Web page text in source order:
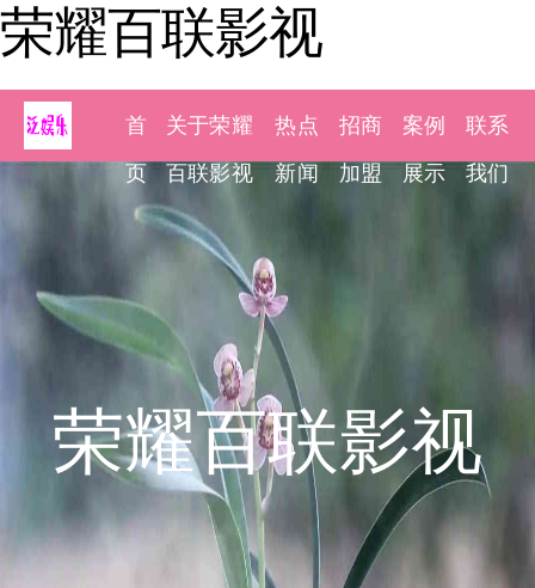
荣耀百联影视
首
页
关于荣耀
百联影视
热点
新闻
招商
加盟
案例
展示
联系
我们
荣耀百联影视